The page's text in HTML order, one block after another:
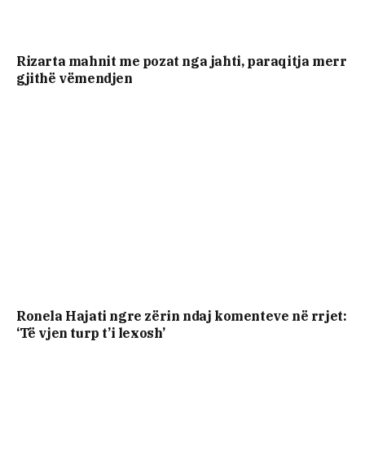
Rizarta mahnit me pozat nga jahti, paraqitja merr
gjithë vëmendjen
Ronela Hajati ngre zërin ndaj komenteve në rrjet:
‘Të vjen turp t’i lexosh’